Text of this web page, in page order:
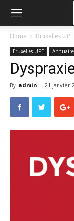
Home Bruxelles UPE
Bruxelles UPE Annuaire
Dyspraxie
By admin - 21 janvier